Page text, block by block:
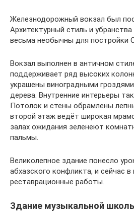
Железнодорожный вокзал был
Архитектурный стиль и
весьма необычны для постройки
Вокзал выполнен в античном
поддерживает ряд высоких
украшены виноградными
дерева. Внутренние интерьеры
Потолок и стены обрамлены
второй этаж ведёт широкая
залах ожидания зеленеют
пальмы.
Великолепное здание понесло
абхазского конфликта, и сейчас в
реставрационные работы.
Здание музыкальной